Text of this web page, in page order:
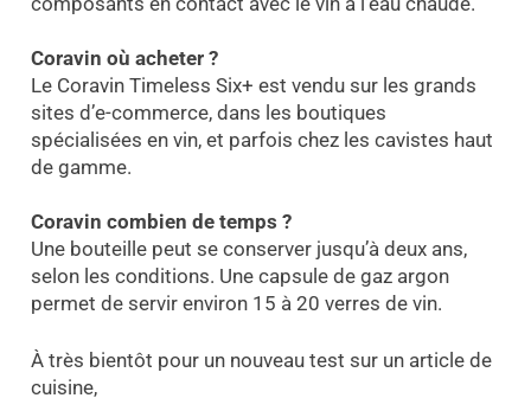
Coravin où acheter ?
Le Coravin Timeless Six+ est vendu sur les grands
sites d’e-commerce, dans les boutiques
spécialisées en vin, et parfois chez les cavistes haut
de gamme.
Coravin combien de temps ?
Une bouteille peut se conserver jusqu’à deux ans,
selon les conditions. Une capsule de gaz argon
permet de servir environ 15 à 20 verres de vin.
À très bientôt pour un nouveau test sur un article de
cuisine,